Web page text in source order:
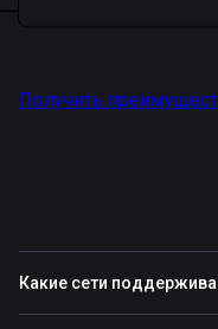
Получить
Какие сети